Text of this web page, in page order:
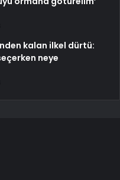
kalan ilkel dürtü:
neye